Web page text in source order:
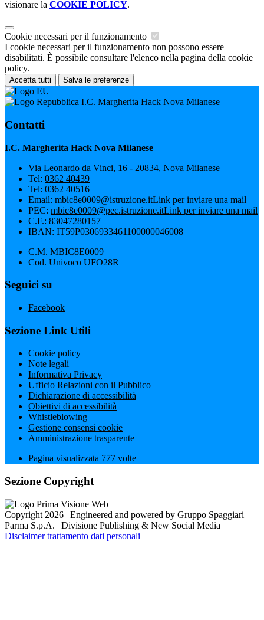
visionare la COOKIE POLICY.
Cookie necessari per il funzionamento
I cookie necessari per il funzionamento non possono essere
disabilitati. È possibile consultare l'elenco nella pagina della cookie
policy.
Accetta tutti Salva le preferenze
I.C. Margherita Hack Nova Milanese
Contatti
I.C. Margherita Hack Nova Milanese
Via Leonardo da Vinci, 16 - 20834, Nova Milanese
Tel: 0362 40439
Tel: 0362 40516
Email: mbic8e0009@istruzione.itLink per inviare una mail
PEC: mbic8e0009@pec.istruzione.itLink per inviare una mail
C.F.: 83047280157
IBAN: IT59P0306933461100000046008
C.M. MBIC8E0009
Cod. Univoco UFO28R
Seguici su
Facebook
Sezione Link Utili
Cookie policy
Note legali
Informativa Privacy
Ufficio Relazioni con il Pubblico
Dichiarazione di accessibilità
Obiettivi di accessibilità
Whistleblowing
Gestione consensi cookie
Amministrazione trasparente
Pagina visualizzata 777 volte
Sezione Copyright
Copyright 2026 | Engineered and powered by Gruppo Spaggiari
Parma S.p.A. | Divisione Publishing & New Social Media
Disclaimer trattamento dati personali